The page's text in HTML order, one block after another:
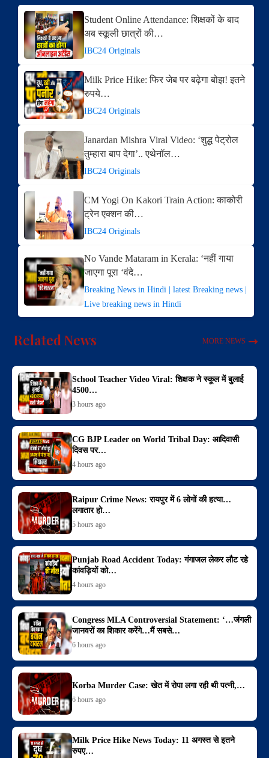
Student Online Attendance: शिक्षकों के बाद
अब स्कूली छात्रों की…
IBC24 Originals
Milk Price Hike: फिर जेब पर बढ़ेगा बोझ! इतने
रुपये…
IBC24 Originals
Janardan Mishra Viral Video: ‘शुद्ध पेट्रोल
तुम्हारा बाप देगा’.. एथेनॉल…
IBC24 Originals
CM Yogi On Kakori Train Action: काकोरी
ट्रेन एक्शन की…
IBC24 Originals
No Vande Mataram in Kerala: ‘नहीं गाया
जाएगा पूरा ‘वंदे…
Breaking News in Hindi | latest Breaking news |
Live breaking news in Hindi
Related News MORE NEWS
School Teacher Video Viral: शिक्षक ने स्कूल में बुलाई
4500…
3 hours ago
CG BJP Leader on World Tribal Day: आदिवासी
दिवस पर…
4 hours ago
Raipur Crime News: रायपुर में 6 लोगों की हत्या…
लगातार हो…
5 hours ago
Punjab Road Accident Today: गंगाजल लेकर लौट रहे
कांवड़ियों को…
4 hours ago
Congress MLA Controversial Statement: ‘…जंगली
जानवरों का शिकार करेंगे…मैं सबसे…
6 hours ago
Korba Murder Case: खेत में रोपा लगा रही थी पत्नी,…
6 hours ago
Milk Price Hike News Today: 11 अगस्त से इतने
रुपए…